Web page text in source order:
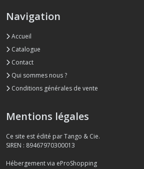
Afficher
les
résultats
Navigation
Accueil
Catalogue
Contact
Qui sommes nous ?
Conditions générales de vente
Mentions légales
Ce site est édité par Tango & Cie.
SIREN : 89467970300013
Hébergement via eProShopping